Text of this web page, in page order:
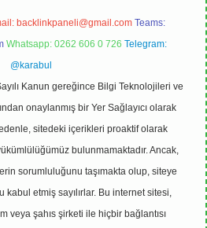
backlinkpaneli@gmail.com Teams:
Whatsapp: 0262 606 0 726 Telegram:
@karabul
Kanun gereğince Bilgi Teknolojileri ve
onaylanmış bir Yer Sağlayıcı olarak
sitedeki içerikleri proaktif olarak
bulunmamaktadır. Ancak,
sorumluluğunu taşımakta olup, siteye
etmiş sayılırlar. Bu internet sitesi,
veya şahıs şirketi ile hiçbir bağlantısı